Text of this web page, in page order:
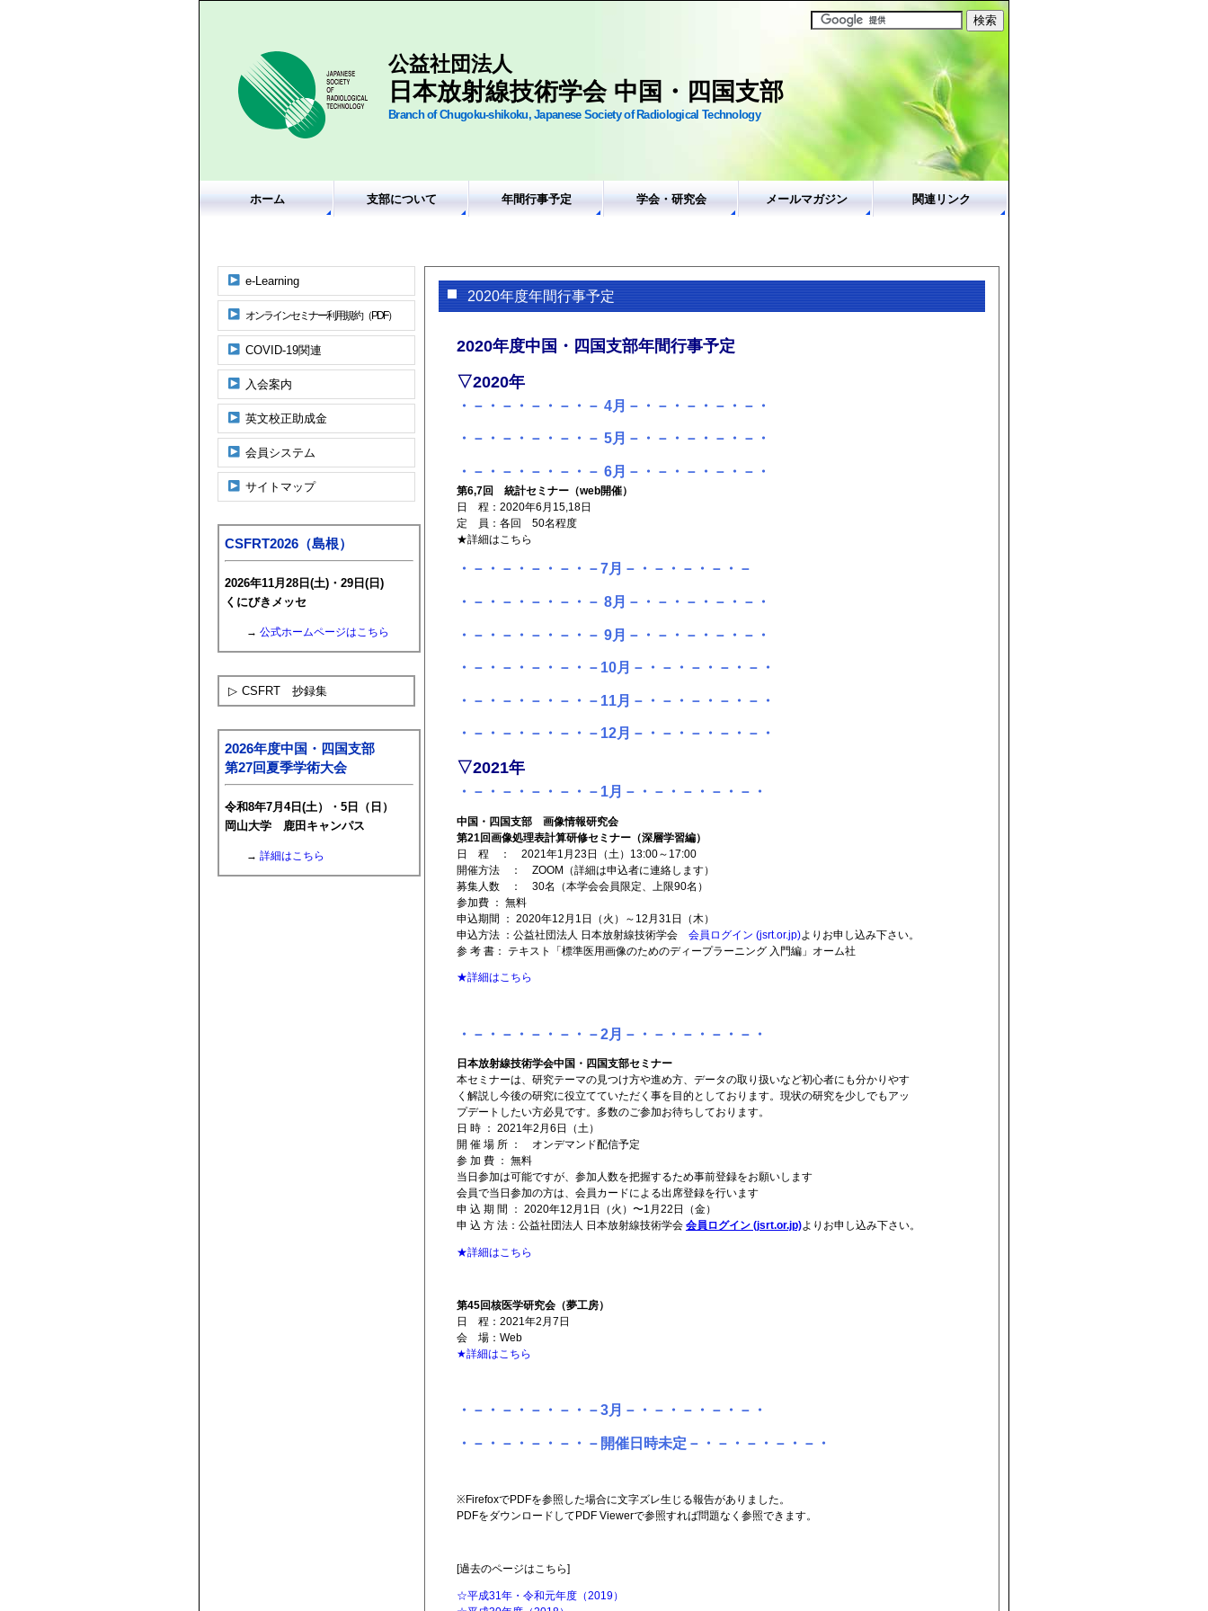
公益社団法人
日本放射線技術学会 中国・四国支部
Branch of Chugoku-shikoku, Japanese Society of Radiological Technology
ホーム 支部について 年間行事予定 学会・研究会 メールマガジン 関連リンク
e-Learning
オンラインセミナー利用規約（PDF）
COVID-19関連
入会案内
英文校正助成金
会員システム
サイトマップ
CSFRT2026（島根）
2026年11月28日(土)・29日(日)
くにびきメッセ
→ 公式ホームページはこちら
▷ CSFRT 抄録集
2026年度中国・四国支部
第27回夏季学術大会
令和8年7月4日(土）・5日（日）
岡山大学 鹿田キャンパス
→ 詳細はこちら
2020年度年間行事予定
2020年度中国・四国支部年間行事予定
▽2020年
・－・－・－・－・－ 4月－・－・－・－・－・
・－・－・－・－・－ 5月－・－・－・－・－・
・－・－・－・－・－ 6月－・－・－・－・－・
第6,7回 統計セミナー（web開催）
日 程：2020年6月15,18日
定 員：各回 50名程度
★詳細はこちら
・－・－・－・－・－7月－・－・－・－・－
・－・－・－・－・－ 8月－・－・－・－・－・
・－・－・－・－・－ 9月－・－・－・－・－・
・－・－・－・－・－10月－・－・－・－・－・
・－・－・－・－・－11月－・－・－・－・－・
・－・－・－・－・－12月－・－・－・－・－・
▽2021年
・－・－・－・－・－1月－・－・－・－・－・
中国・四国支部 画像情報研究会
第21回画像処理表計算研修セミナー（深層学習編）
日 程 ： 2021年1月23日（土）13:00～17:00
開催方法 ： ZOOM（詳細は申込者に連絡します）
募集人数 ： 30名（本学会会員限定、上限90名）
参加費 ： 無料
申込期間 ： 2020年12月1日（火）～12月31日（木）
申込方法 ：公益社団法人 日本放射線技術学会 会員ログイン (jsrt.or.jp)よりお申し込み下さい。
参 考 書： テキスト「標準医用画像のためのディープラーニング 入門編」オーム社
★詳細はこちら
・－・－・－・－・－2月－・－・－・－・－・
日本放射線技術学会中国・四国支部セミナー
本セミナーは、研究テーマの見つけ方や進め方、データの取り扱いなど初心者にも分かりやす
く解説し今後の研究に役立てていただく事を目的としております。現状の研究を少しでもアッ
プデートしたい方必見です。多数のご参加お待ちしております。
日 時 ： 2021年2月6日（土）
開 催 場 所 ： オンデマンド配信予定
参 加 費 ： 無料
当日参加は可能ですが、参加人数を把握するため事前登録をお願いします
会員で当日参加の方は、会員カードによる出席登録を行います
申 込 期 間 ： 2020年12月1日（火）〜1月22日（金）
申 込 方 法：公益社団法人 日本放射線技術学会 会員ログイン (jsrt.or.jp)よりお申し込み下さい。
★詳細はこちら
第45回核医学研究会（夢工房）
日 程：2021年2月7日
会 場：Web
★詳細はこちら
・－・－・－・－・－3月－・－・－・－・－・
・－・－・－・－・－開催日時未定－・－・－・－・－・
※FirefoxでPDFを参照した場合に文字ズレ生じる報告がありました。
PDFをダウンロードしてPDF Viewerで参照すれば問題なく参照できます。
[過去のページはこちら]
☆平成31年・令和元年度（2019）